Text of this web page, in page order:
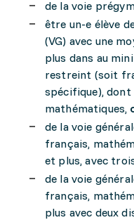
de la voie
être un-e élève
(VG) avec une
plus dans au
restreint (soit
spécifique),
mathématiques,
de la voie
français,
et plus, avec
de la voie
français,
plus avec deux